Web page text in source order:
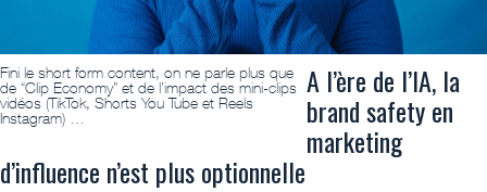
Fini le short form content, on ne parle plus que
de “Clip Economy” et de l’impact des mini-clips
vidéos (TikTok, Shorts You Tube et Reels
Instagram) …
A l’ère de l’IA, la
brand safety en
marketing
d’influence n’est plus optionnelle